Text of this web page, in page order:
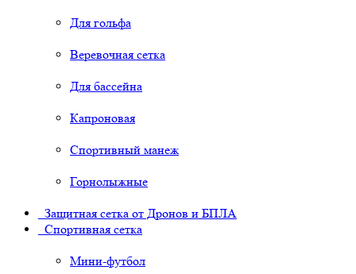
Для гольфа
Веревочная сетка
Для бассейна
Капроновая
Спортивный манеж
Горнолыжные
Защитная сетка от Дронов и БПЛА
Спортивная сетка
Мини-футбол